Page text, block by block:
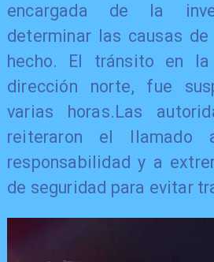
encargada de la
determinar las causas
hecho. El tránsito en
dirección norte, fue
varias horas.Las
reiteraron el llamado
responsabilidad y a
de seguridad para evitar